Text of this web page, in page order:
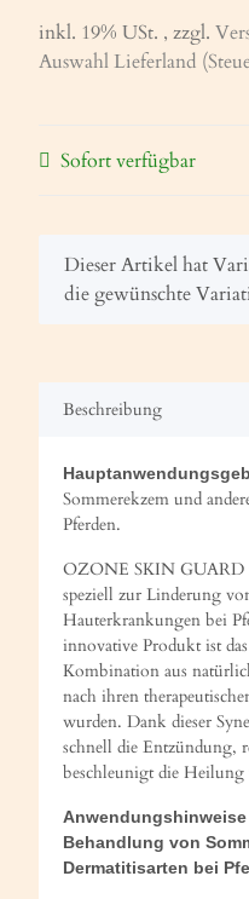
inkl. 19% USt. , zzgl.
Auswahl Lieferland
Sofort verfügbar
x
Dieser Artikel hat
die gewünschte
Beschreibung
Sommerekzem und
Pferden.
OZONE SKIN GUARD
speziell zur Linderung
Hauterkrankungen bei
innovative Produkt ist
Kombination aus
nach ihren
wurden. Dank dieser
schnell die Entzündung,
beschleunigt die
Behandlung von
Dermatitisarten bei